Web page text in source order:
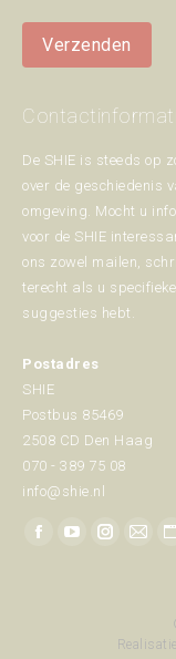
Verzenden
De SHIE is steeds op
over de geschiedenis
omgeving. Mocht u
voor de SHIE
ons zowel mailen,
terecht als u
suggesties hebt.
Postadres
SHIE
Postbus 85469
2508 CD Den Haag
070 - 389 75 08
info@shie.nl
Vind ons op:
FacebookYouTubeInstagram
Mail